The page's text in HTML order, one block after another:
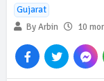
Gujarat
By Arbin
10